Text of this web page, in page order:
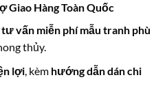
Giao Hàng Toàn Quốc
vấn miễn phí mẫu tranh phù
thủy.
lợi, kèm hướng dẫn dán chi